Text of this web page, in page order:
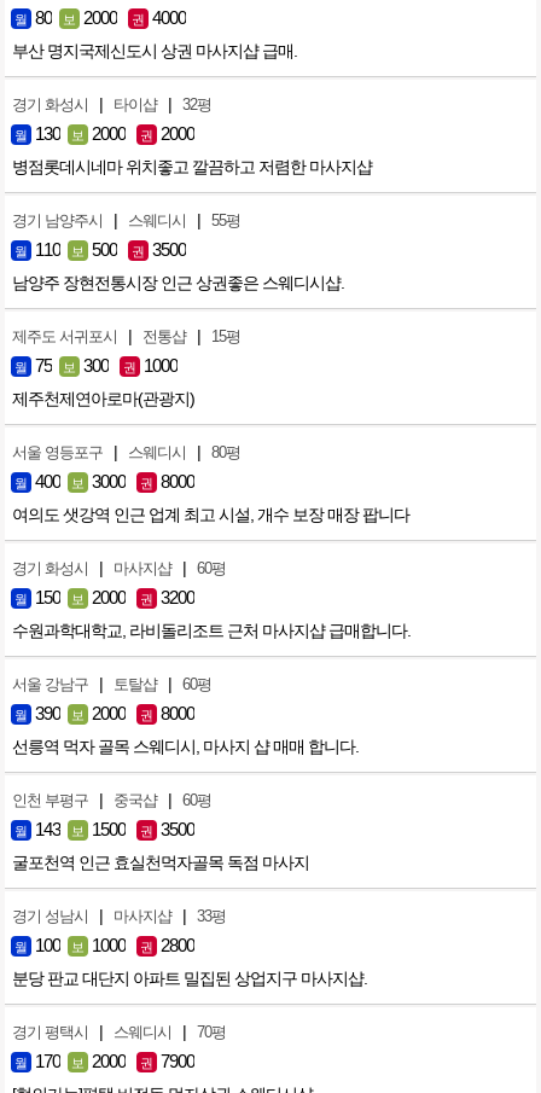
월 80 보 2000 권 4000
부산 명지국제신도시 상권 마사지샵 급매.
경기 화성시 | 타이샵 | 32평
월 130 보 2000 권 2000
병점롯데시네마 위치좋고 깔끔하고 저렴한 마사지샵
경기 남양주시 | 스웨디시 | 55평
월 110 보 500 권 3500
남양주 장현전통시장 인근 상권좋은 스웨디시샵.
제주도 서귀포시 | 전통샵 | 15평
월 75 보 300 권 1000
제주천제연아로마(관광지)
서울 영등포구 | 스웨디시 | 80평
월 400 보 3000 권 8000
여의도 샛강역 인근 업계 최고 시설, 개수 보장 매장 팝니다
경기 화성시 | 마사지샵 | 60평
월 150 보 2000 권 3200
수원과학대학교, 라비돌리조트 근처 마사지샵 급매합니다.
서울 강남구 | 토탈샵 | 60평
월 390 보 2000 권 8000
선릉역 먹자 골목 스웨디시, 마사지 샵 매매 합니다.
인천 부평구 | 중국샵 | 60평
월 143 보 1500 권 3500
굴포천역 인근 효실천먹자골목 독점 마사지
경기 성남시 | 마사지샵 | 33평
월 100 보 1000 권 2800
분당 판교 대단지 아파트 밀집된 상업지구 마사지샵.
경기 평택시 | 스웨디시 | 70평
월 170 보 2000 권 7900